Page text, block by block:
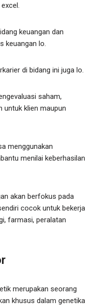
keuangan dan
keuangan lo.
di bidang ini juga lo.
saham,
untuk klien maupun
menggunakan
menilai keberhasilan
akan berfokus pada
cocok untuk bekerja
farmasi, peralatan
merupakan seorang
khusus dalam genetika